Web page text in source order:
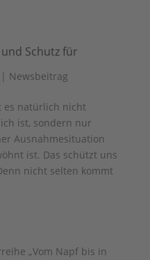
Schutz für
| Newsbeitrag
es natürlich nicht
ist, sondern nur
Ausnahmesituation
ist. Das schützt uns
nicht selten kommt
„Vom Napf bis in